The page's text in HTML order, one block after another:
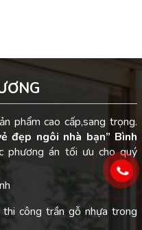
phẩm cao cấp,sang trọng.
đẹp ngôi nhà bạn” Bình
phương án tối ưu cho quý
công trần gỗ nhựa trong